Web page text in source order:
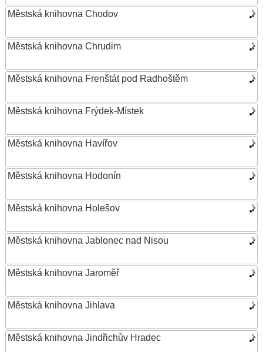
Městská knihovna Chodov
Městská knihovna Chrudim
Městská knihovna Frenštát pod Radhoštěm
Městská knihovna Frýdek-Místek
Městská knihovna Havířov
Městská knihovna Hodonín
Městská knihovna Holešov
Městská knihovna Jablonec nad Nisou
Městská knihovna Jaroměř
Městská knihovna Jihlava
Městská knihovna Jindřichův Hradec